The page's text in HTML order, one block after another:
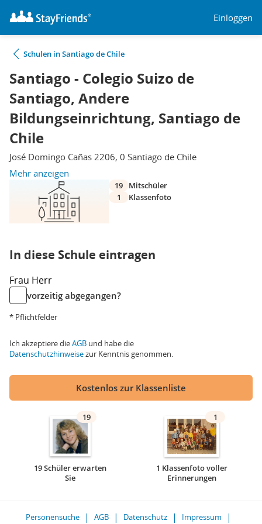
Einloggen
Schulen in Santiago de Chile
Santiago - Colegio Suizo de
Santiago, Andere
Bildungseinrichtung, Santiago de
Chile
José Domingo Cañas 2206, 0 Santiago de Chile
Mehr anzeigen
19
Mitschüler
1
Klassenfoto
In diese Schule eintragen
Frau Herr
vorzeitig abgegangen?
* Pflichtfelder
Ich akzeptiere dieAGB und habe die
Datenschutzhinweisezur Kenntnis genommen.
Kostenlos zur Klassenliste
19
19 Schüler erwarten
Sie
1
1 Klassenfoto voller
Erinnerungen
Personensuche AGB Datenschutz Impressum